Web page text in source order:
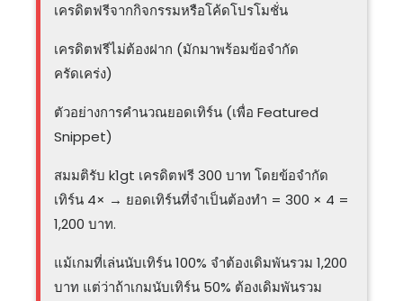
เครดิตฟรีจากกิจกรรมหรือโค้ดโปรโมชั่น
เครดิตฟรีไม่ต้องฝาก (มักมาพร้อมข้อจำกัด
ครัดเคร่ง)
ตัวอย่างการคำนวณยอดเทิร์น (เพื่อ Featured
Snippet)
สมมติรับ k1gt เครดิตฟรี 300 บาท โดยข้อจำกัด
เทิร์น 4× → ยอดเทิร์นที่จำเป็นต้องทำ = 300 × 4 =
1,200 บาท.
แม้เกมที่เล่นนับเทิร์น 100% จำต้องเดิมพันรวม 1,200
บาท แต่ว่าถ้าเกมนับเทิร์น 50% ต้องเดิมพันรวม